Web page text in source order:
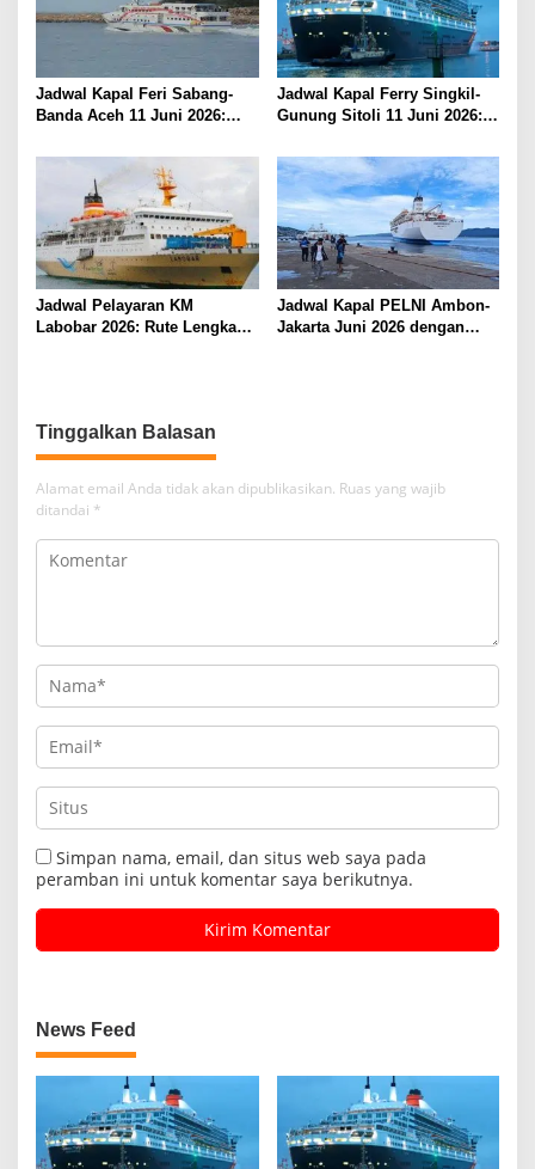
Jadwal Kapal Feri Sabang-
Banda Aceh 11 Juni 2026:
Penumpang dan Pengemudi
Jadwal Kapal Ferry Singkil-
Gunung Sitoli 11 Juni 2026:
Lengkap
Jadwal Pelayaran KM
Labobar 2026: Rute Lengkap
Jadwal Kapal PELNI Ambon-
Jakarta Juni 2026 dengan
Tinggalkan Balasan
Alamat email Anda tidak akan dipublikasikan. Ruas yang wajib
ditandai *
Simpan nama, email, dan situs web saya pada
peramban ini untuk komentar saya berikutnya.
News Feed